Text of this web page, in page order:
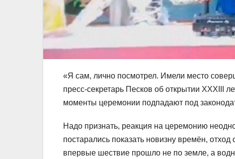
«Я сам, лично посмотрел. Имели место
пресс-секретарь Песков об открытии XXXIII
моменты церемонии подпадают под
Надо признать, реакция на церемонию
постарались показать новизну времён,
впервые шествие прошло не по земле, а